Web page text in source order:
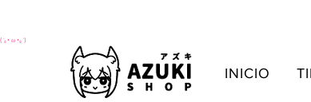
(´｡• ω •｡`)
INICIO